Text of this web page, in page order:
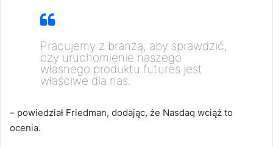
Pracujemy z branżą, aby sprawdzić,
czy uruchomienie naszego
własnego produktu futures jest
właściwe dla nas.
– powiedział Friedman, dodając, że Nasdaq wciąż to
ocenia.